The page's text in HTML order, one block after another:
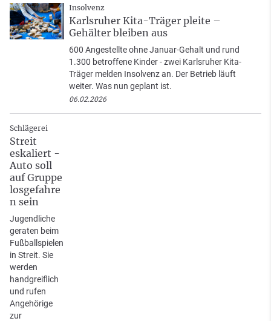
Insolvenz
Karlsruher Kita-Träger pleite –
Gehälter bleiben aus
600 Angestellte ohne Januar-Gehalt und rund
1.300 betroffene Kinder - zwei Karlsruher Kita-
Träger melden Insolvenz an. Der Betrieb läuft
weiter. Was nun geplant ist.
06.02.2026
Schlägerei
Streit
eskaliert -
Auto soll
auf Gruppe
losgefahre
n sein
Jugendliche
geraten beim
Fußballspielen
in Streit. Sie
werden
handgreiflich
und rufen
Angehörige
zur